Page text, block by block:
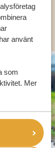
använt
som
Mer